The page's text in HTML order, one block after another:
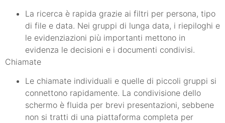
La ricerca è rapida grazie ai filtri per persona, tipo
di file e data. Nei gruppi di lunga data, i riepiloghi e
le evidenziazioni più importanti mettono in
evidenza le decisioni e i documenti condivisi.
Chiamate
Le chiamate individuali e quelle di piccoli gruppi si
connettono rapidamente. La condivisione dello
schermo è fluida per brevi presentazioni, sebbene
non si tratti di una piattaforma completa per